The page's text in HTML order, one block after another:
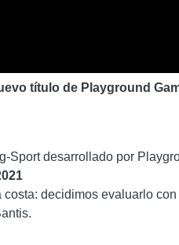
título de Playground
desarrollado por
decidimos evaluarlo con